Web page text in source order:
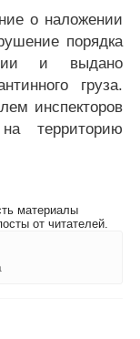
о наложении
порядка
и выдано
груза.
инспекторов
на территорию
материалы
от читателей.